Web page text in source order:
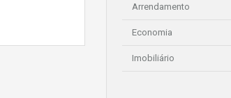
Arrendamento
Economia
Imobiliário